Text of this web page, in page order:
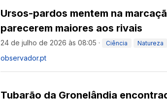
Ursos-pardos mentem na
parecerem maiores aos rivais
24 de julho de 2026 às 08:05 · Ciência Natureza
observador.pt
Tubarão da Gronelândia